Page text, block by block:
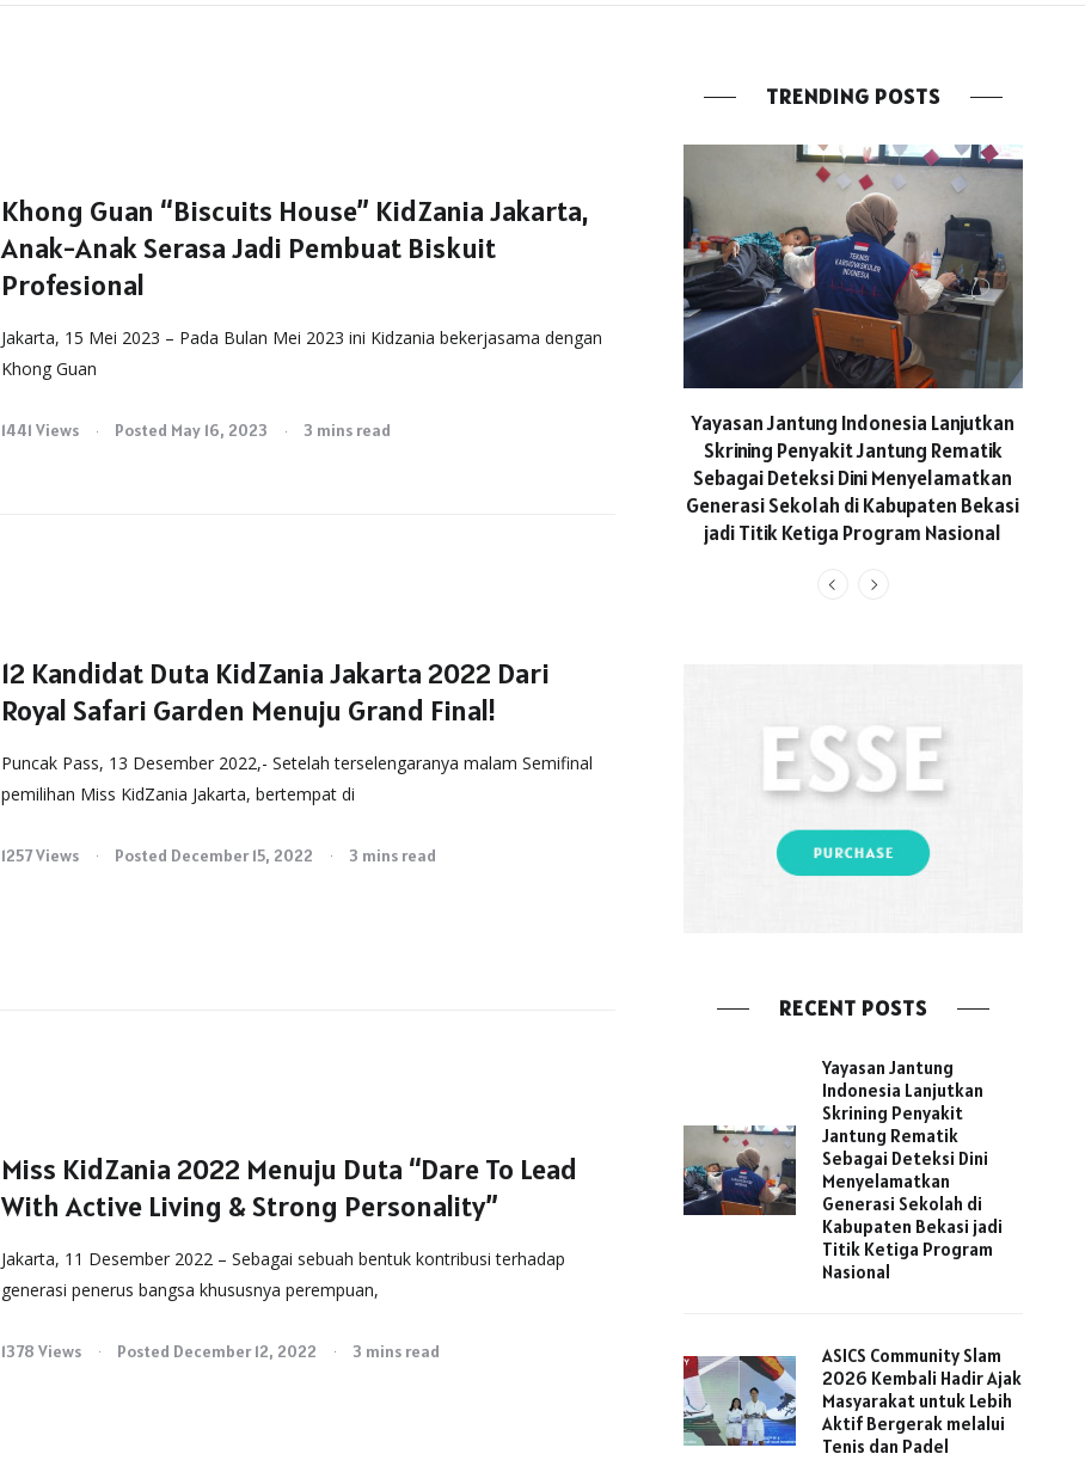
Khong Guan “Biscuits House” KidZania Jakarta,
Anak-Anak Serasa Jadi Pembuat Biskuit
Profesional
Jakarta, 15 Mei 2023 – Pada Bulan Mei 2023 ini Kidzania bekerjasama dengan
Khong Guan
1441 Views Posted May 16, 2023 3 mins read
12 Kandidat Duta KidZania Jakarta 2022 Dari
Royal Safari Garden Menuju Grand Final!
Puncak Pass, 13 Desember 2022,- Setelah terselengaranya malam Semifinal
pemilihan Miss KidZania Jakarta, bertempat di
1257 Views Posted December 15, 2022 3 mins read
Miss KidZania 2022 Menuju Duta “Dare To Lead
With Active Living & Strong Personality”
Jakarta, 11 Desember 2022 – Sebagai sebuah bentuk kontribusi terhadap
generasi penerus bangsa khususnya perempuan,
1378 Views Posted December 12, 2022 3 mins read
TRENDING POSTS
Yayasan Jantung Indonesia Lanjutkan
Skrining Penyakit Jantung Rematik
Sebagai Deteksi Dini Menyelamatkan
Generasi Sekolah di Kabupaten Bekasi
jadi Titik Ketiga Program Nasional
RECENT POSTS
Yayasan Jantung
Indonesia Lanjutkan
Skrining Penyakit
Jantung Rematik
Sebagai Deteksi Dini
Menyelamatkan
Generasi Sekolah di
Kabupaten Bekasi jadi
Titik Ketiga Program
Nasional
ASICS Community Slam
2026 Kembali Hadir Ajak
Masyarakat untuk Lebih
Aktif Bergerak melalui
Tenis dan Padel